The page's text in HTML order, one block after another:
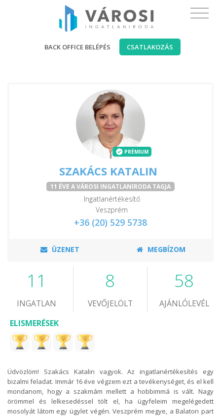
BACK OFFICE BELÉPÉS CSATLAKOZÁS
PRÉMIUM
SZAKÁCS KATALIN
11 ÉVE A VÁROSI INGATLANIRODA TAGJA
Ingatlanértékesítő
Veszprém
+36 (20) 529 5738
ÜZENET MEGBÍZOM
11
INGATLAN
8
VEVŐJELÖLT
58
AJÁNLÓLEVÉL
ELISMERÉSEK
Üdvözlöm! Szakács Katalin vagyok. Az ingatlanértékesítés egy
bizalmi feladat. Immár 16 éve végzem ezt a tevékenységet, és el kell
mondanom, hogy a szakmám mellett a hobbimmá is vált. Nagy
örömmel és lelkesedéssel tölt el, ha ügyfeleim megelégedett
mosolyát látom egy ügylet végén. Veszprém megye, a Balaton part